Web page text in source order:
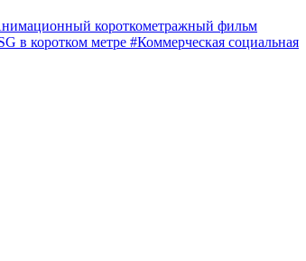
короткометражный фильм
в коротком метре #Коммерческая социальная